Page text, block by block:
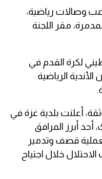
وصالات رياضية،
مقر اللجنة
لكرة القدم في
الرياضية
أعلنت بلدية غزة في
أحد أبرز المرافق
قصف وتدمير
خلال اجتياح